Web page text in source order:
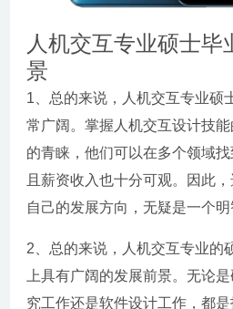
人机交互专业硕士毕
景
1、总的来说，人机交互专业硕
常广阔。掌握人机交互设计技
的青睐，他们可以在多个领域
且薪资收入也十分可观。因此
自己的发展方向，无疑是一个明
2、总的来说，人机交互专业的
上具有广阔的发展前景。无论
究工作还是软件设计工作，都